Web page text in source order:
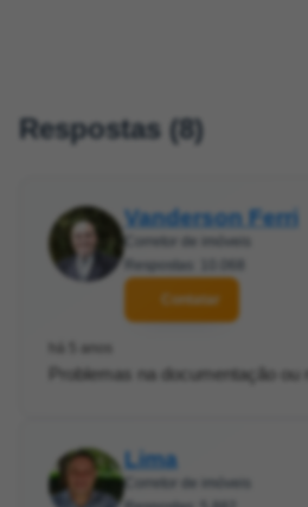
Respostas (8)
Vanderson Ferri
Contatar
Problemas na documentação ou
Lima